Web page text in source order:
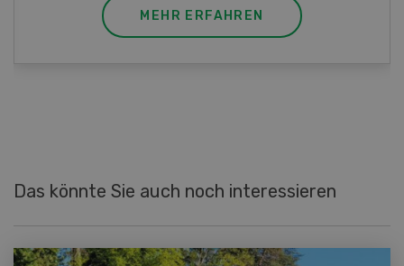
MEHR ERFAHREN
Das könnte Sie auch noch interessieren